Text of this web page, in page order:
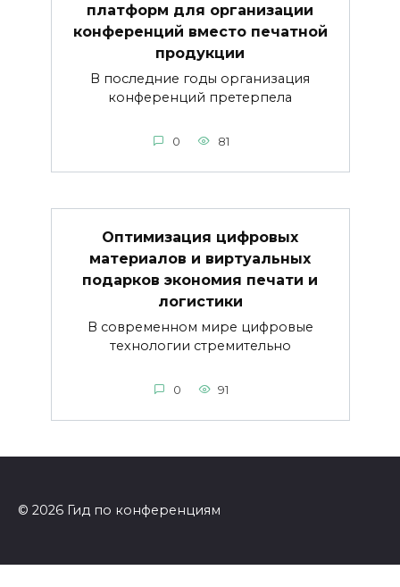
платформ для организации
конференций вместо печатной
продукции
В последние годы организация
конференций претерпела
0 81
Оптимизация цифровых
материалов и виртуальных
подарков экономия печати и
логистики
В современном мире цифровые
технологии стремительно
0 91
© 2026 Гид по конференциям